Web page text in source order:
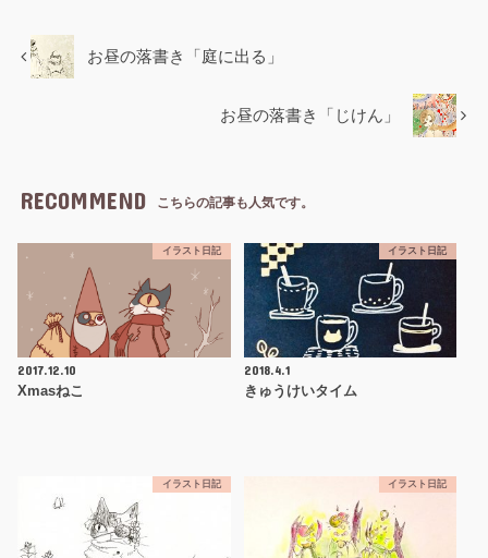
お昼の落書き「庭に出る」
お昼の落書き「じけん」
RECOMMEND こちらの記事も人気です。
イラスト日記
2017.12.10
Xmasねこ
イラスト日記
2018.4.1
きゅうけいタイム
イラスト日記 イラスト日記